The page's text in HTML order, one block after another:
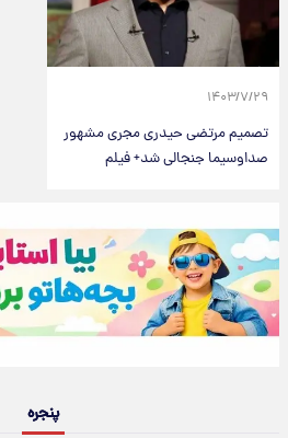
۱۴۰۳/۷/۲۹
تصمیم مرتضی حیدری مجری مشهور
صداوسیما جنجالی شد+ فیلم
پنجره